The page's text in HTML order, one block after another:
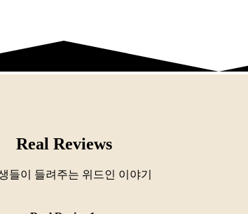
Real Reviews
들이 들려주는 위드인 이야기